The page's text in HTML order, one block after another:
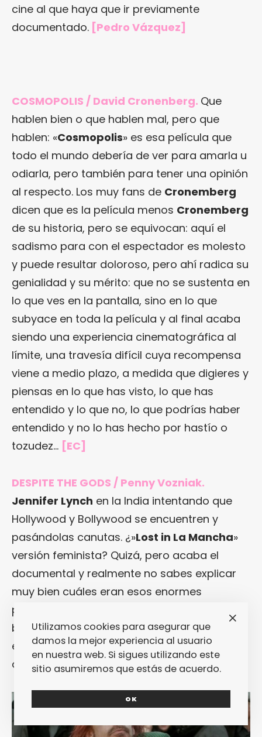
cine al que haya que ir previamente
documentado. [Pedro Vázquez]
COSMOPOLIS / David Cronenberg. Que
hablen bien o que hablen mal, pero que
hablen: «Cosmopolis» es esa película que
todo el mundo debería de ver para amarla u
odiarla, pero también para tener una opinión
al respecto. Los muy fans de Cronemberg
dicen que es la película menos Cronemberg
de su historia, pero se equivocan: aquí el
sadismo para con el espectador es molesto
y puede resultar doloroso, pero ahí radica su
genialidad y su mérito: que no se sustenta en
lo que ves en la pantalla, sino en lo que
subyace en toda la película y al final acaba
siendo una experiencia cinematográfica al
límite, una travesía difícil cuya recompensa
viene a medio plazo, a medida que digieres y
piensas en lo que has visto, lo que has
entendido y lo que no, lo que podrías haber
entendido y no lo has hecho por hastío o
tozudez… [EC]
DESPITE THE GODS / Penny Vozniak.
Jennifer Lynch en la India intentando que
Hollywood y Bollywood se encuentren y
pasándolas canutas. ¿»Lost in La Mancha»
versión feminista? Quizá, pero acaba el
documental y realmente no sabes explicar
muy bien cuáles eran esos enormes
problemas. A lo mejor la idea era hablar más
bien de su experiencia personal (y ahí todo
está bien explicado), pero el lado del cine
dentro el cine queda cojo.[PV]
Utilizamos cookies para asegurar que
damos la mejor experiencia al usuario
en nuestra web. Si sigues utilizando este
sitio asumiremos que estás de acuerdo.
OK